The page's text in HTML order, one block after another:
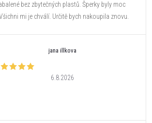
bez zbytečných plastů. Šperky byly moc
mi je chválí. Určitě bych nakoupila znovu.
jana illkova
6.8.2026